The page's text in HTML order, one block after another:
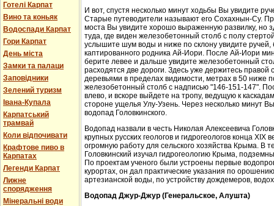
Готелі Карпат
Вино та коньяк
Водоспади Карпат
Гори Карпат
День міста
Замки та палаци
Заповідники
Зелений туризм
Івана-Купала
Карпатський
трамвай
Коли відпочивати
Крафтове пиво в
Карпатах
Легенди Карпат
Лижне
спорядження
Мінеральні води
И вот, спустя несколько минут ходьбы Вы увидите
Старые путеводители называют его Сохахнын-Су.
моста Вы увидите хорошо выраженную развилку, но
туда, где виден железобетонный столб с полу
услышите шум воды и ниже по склону увидите
каптированного родника Ай-Иори. После Ай-Иори
берите левее и дальше увидите железобетонный
расходятся две дороги. Здесь уже держитесь правой
деревьями в пределах видимости, метрах в 50 ниже
железобетонный столб с надписью "146-151-147".
влево, и вскоре выйдете на тропу, ведущую к
стороне ущелья Улу-Узень. Через несколько минут
водопад Головкинского.
Водопад назвали в честь Николая Алексеевича
крупных русских геологов и гидрогеологов конца XIX
огромную работу для сельского хозяйства Крыма. В
Головкинский изучал гидрогеологию Крыма,
По проектам ученого были устроены первые
курортах, он дал практические указания по
артезианской воды, по устройству дождемеров,
Водопад Джур-Джур (Генеральское, Алушта)